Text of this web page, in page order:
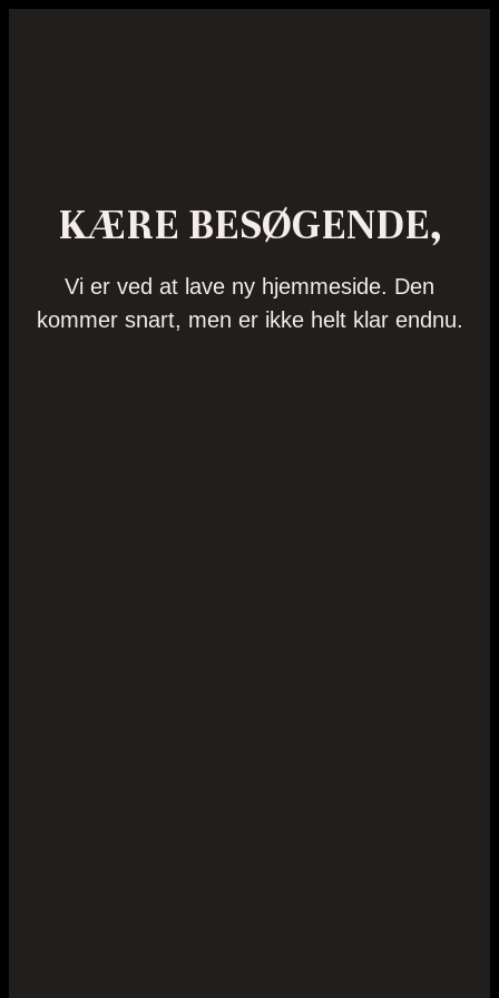
KÆRE BESØGENDE,
Vi er ved at lave ny hjemmeside. Den
kommer snart, men er ikke helt klar endnu.